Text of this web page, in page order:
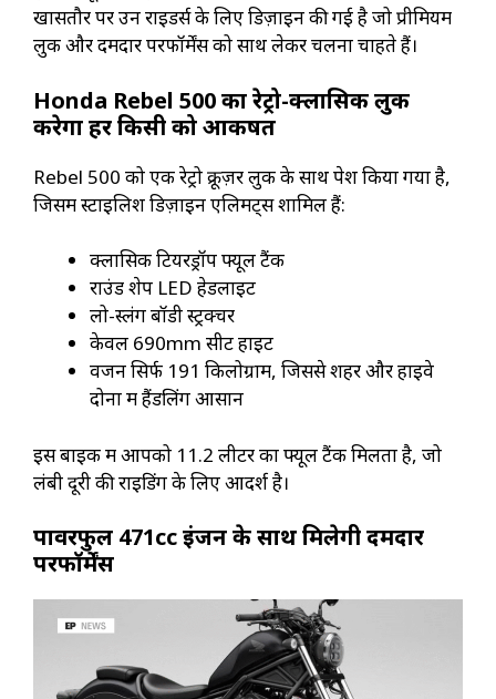
खासतौर पर उन राइडर्स के लिए डिज़ाइन की गई है जो प्रीमियम
लुक और दमदार परफॉर्मेंस को साथ लेकर चलना चाहते हैं।
Honda Rebel 500 का रेट्रो-क्लासिक लुक
करेगा हर किसी को आकर्षित
Rebel 500 को एक रेट्रो क्रूज़र लुक के साथ पेश किया गया है,
जिसमें स्टाइलिश डिज़ाइन एलिमेंट्स शामिल हैं:
क्लासिक टियरड्रॉप फ्यूल टैंक
राउंड शेप LED हेडलाइट
लो-स्लंग बॉडी स्ट्रक्चर
केवल 690mm सीट हाइट
वजन सिर्फ 191 किलोग्राम, जिससे शहर और हाइवे
दोनों में हैंडलिंग आसान
इस बाइक में आपको 11.2 लीटर का फ्यूल टैंक मिलता है, जो
लंबी दूरी की राइडिंग के लिए आदर्श है।
पावरफुल 471cc इंजन के साथ मिलेगी दमदार
परफॉर्मेंस